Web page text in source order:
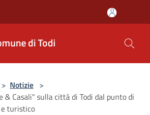
di Todi
> Notizie >
& Casali" sulla città di Todi dal punto di
turistico